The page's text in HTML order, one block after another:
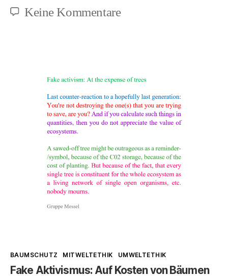
Keine Kommentarezu
Baumschutzsatzung
(1)
Kategorien
BAUMSCHUTZ MITWELTETHIK UMWELTETHIK
Fake Aktivismus: Auf Kosten von Bäumen